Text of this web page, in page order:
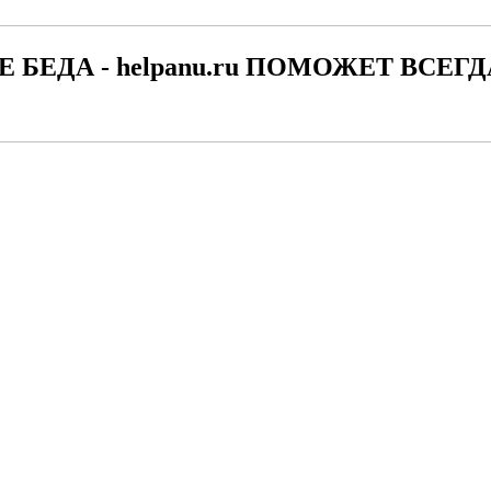
БЕДА - helpanu.ru ПОМОЖЕТ